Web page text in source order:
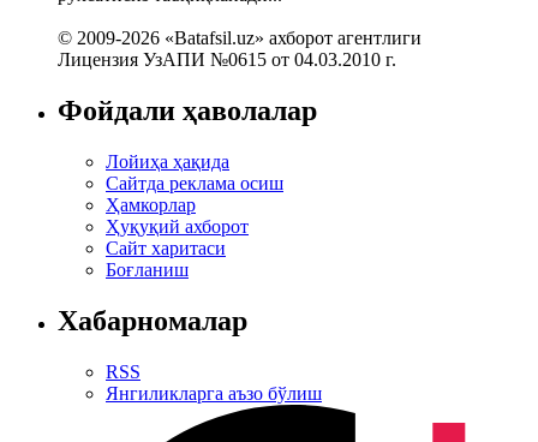
© 2009-2026 «Batafsil.uz» ахборот агентлиги
Лицензия УзАПИ №0615 от 04.03.2010 г.
Фойдали ҳаволалар
Лойиҳа ҳақида
Сайтда реклама осиш
Ҳамкорлар
Ҳуқуқий ахборот
Сайт харитаси
Боғланиш
Хабарномалар
RSS
Янгиликларга аъзо бўлиш